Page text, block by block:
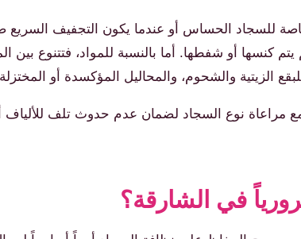
للسجاد الحساس أو عندما يكون التجفيف السريع
كنسها أو شفطها. أما بالنسبة للمواد، فتتنوع بين
الزيتية والشحوم، والمحاليل المؤكسدة أو المختزلة
نوع السجاد لضمان عدم حدوث تلف للألياف أو
في الشارقة؟